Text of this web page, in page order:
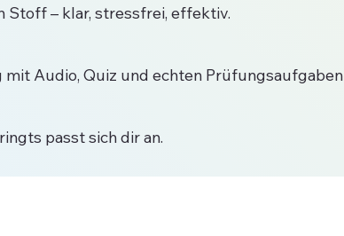
Stoff – klar, stressfrei, effektiv.
mit Audio, Quiz und echten Prüfungsaufgaben
passt sich dir an.